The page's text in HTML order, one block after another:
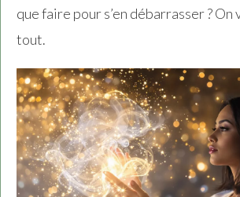
que faire pour s’en débarrasser ? On
tout.